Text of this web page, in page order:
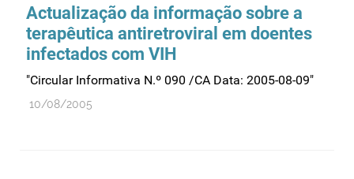
Actualização da informação sobre a
terapêutica antiretroviral em doentes
infectados com VIH
"Circular Informativa N.º 090 /CA Data: 2005-08-09"
10/08/2005